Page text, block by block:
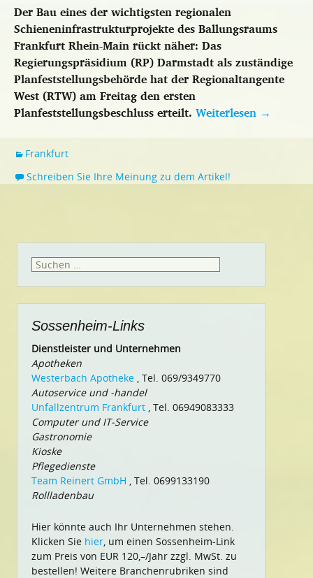
Der Bau eines der wichtigsten regionalen
Schieneninfrastrukturprojekte des Ballungsraums
Frankfurt Rhein-Main rückt näher: Das
Regierungspräsidium (RP) Darmstadt als zuständige
Planfeststellungsbehörde hat der Regionaltangente
West (RTW) am Freitag den ersten
Planfeststellungsbeschluss erteilt. Weiterlesen →
Frankfurt
Schreiben Sie Ihre Meinung zu dem Artikel!
Suchen
Sossenheim-Links
Dienstleister und Unternehmen
Apotheken
Westerbach Apotheke , Tel. 069/9349770
Autoservice und -handel
Unfallzentrum Frankfurt , Tel. 06949083333
Computer und IT-Service
Gastronomie
Kioske
Pflegedienste
Team Reinert GmbH , Tel. 0699133190
Rollladenbau
Hier könnte auch Ihr Unternehmen stehen.
Klicken Sie hier, um einen Sossenheim-Link
zum Preis von EUR 120,–/Jahr zzgl. MwSt. zu
bestellen! Weitere Branchenrubriken sind